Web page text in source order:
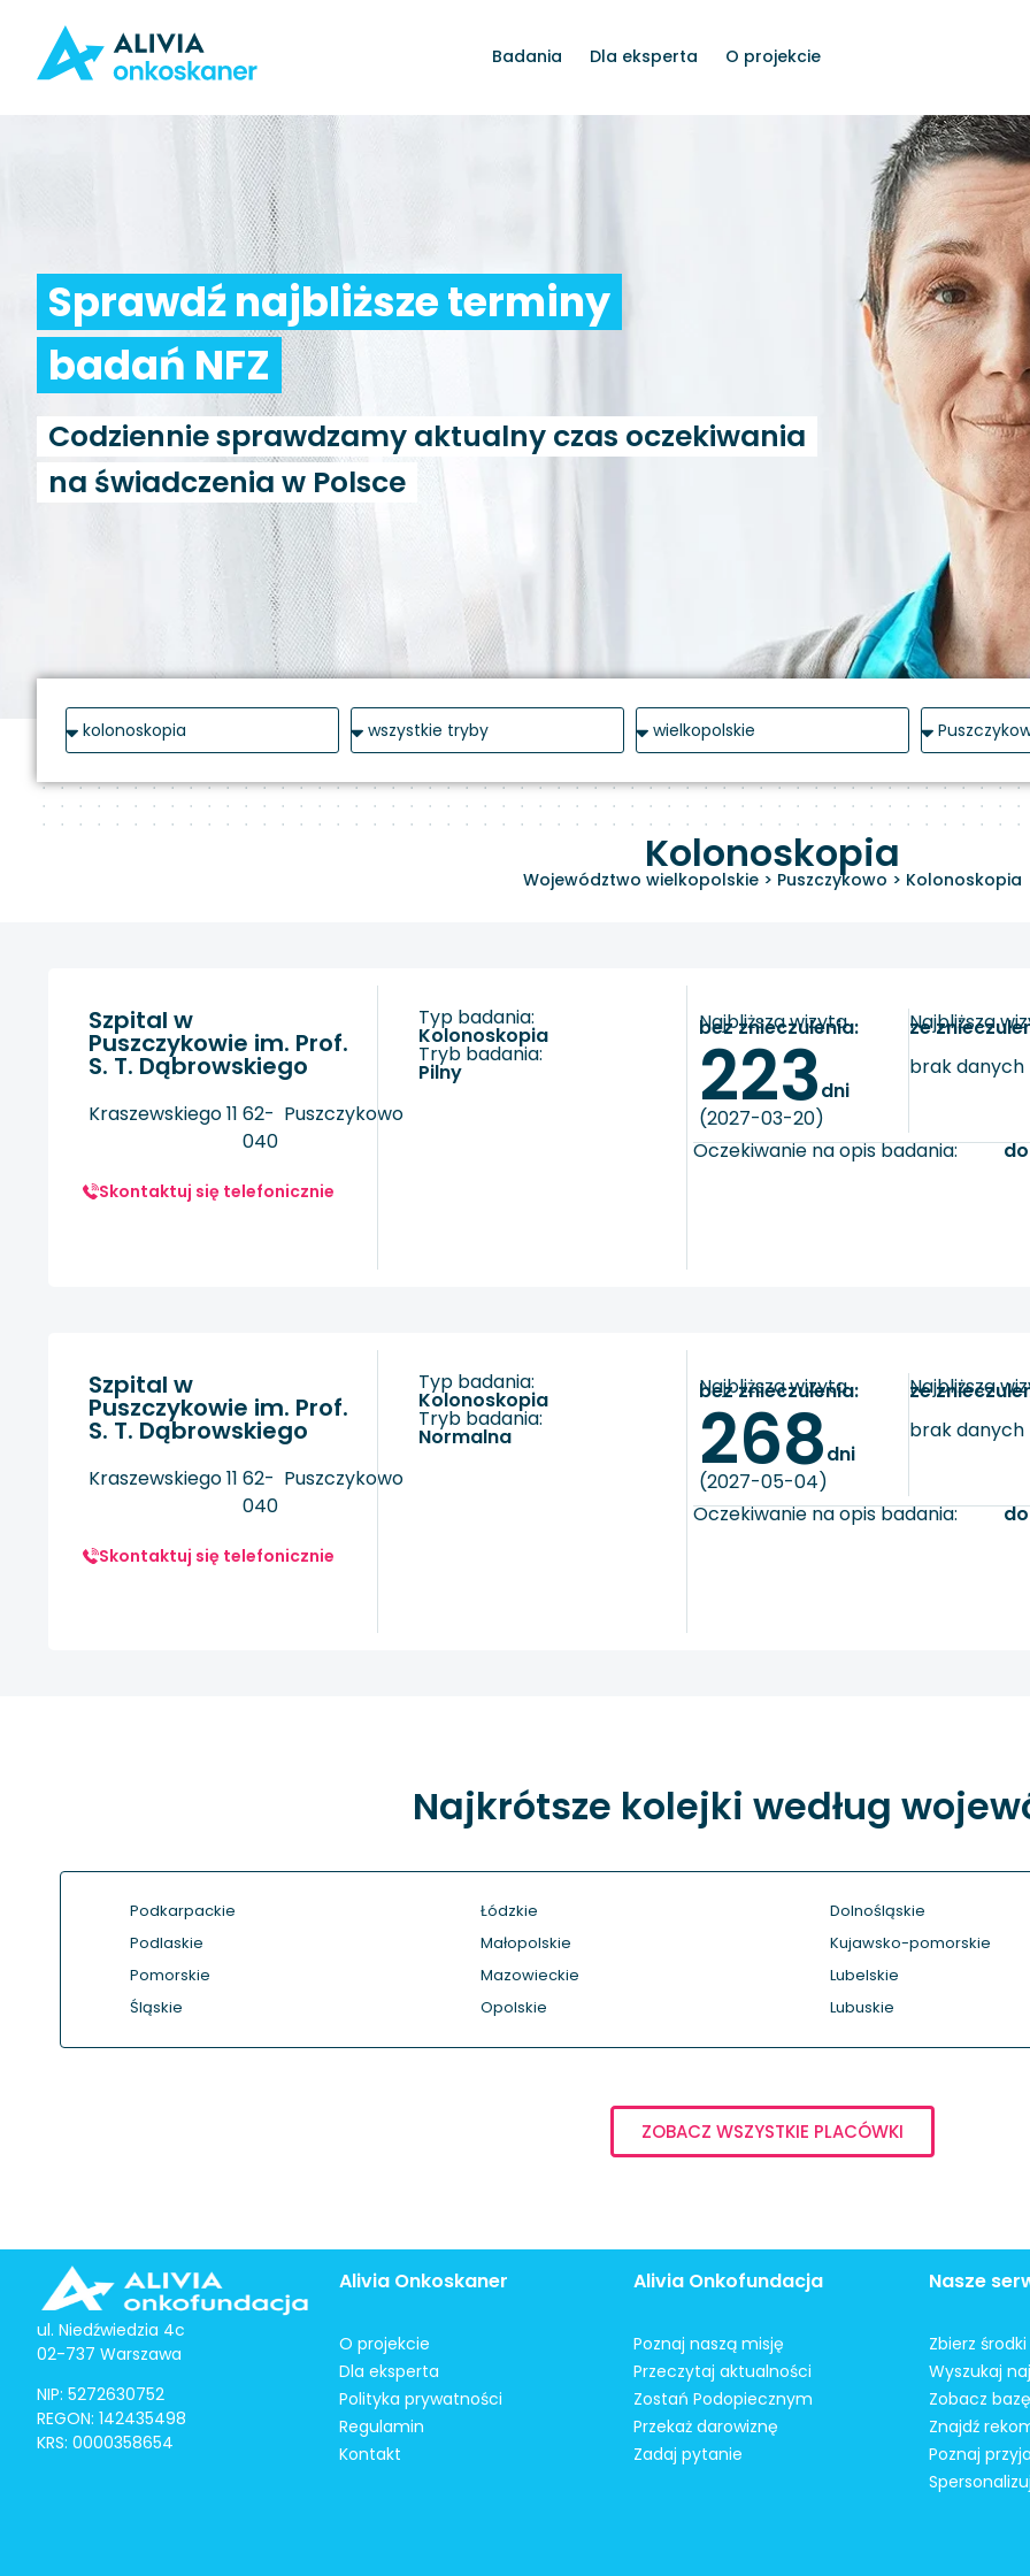
Badania Dla eksperta O projekcie
Sprawdź najbliższe terminy
badań NFZ
Codziennie sprawdzamy aktualny czas oczekiwania
na świadczenia w Polsce
Kolonoskopia
Województwo wielkopolskie > Puszczykowo > Kolonoskopia
Szpital w
Puszczykowie im. Prof.
S. T. Dąbrowskiego
Kraszewskiego 11 62-
040
Puszczykowo
Skontaktuj się telefonicznie
Typ badania:
kolonoskopia
Tryb badania:
Pilny
Najbliższa wizyta
bez znieczulenia:
223dni
(2027-03-20)
Najbliższa
ze
brak danych
Oczekiwanie na opis badania:
Szpital w
Puszczykowie im. Prof.
S. T. Dąbrowskiego
Kraszewskiego 11 62-
040
Puszczykowo
Skontaktuj się telefonicznie
Typ badania:
kolonoskopia
Tryb badania:
Normalna
Najbliższa wizyta
bez znieczulenia:
268dni
(2027-05-04)
Najbliższa
ze
brak danych
Oczekiwanie na opis badania:
Najkrótsze kolejki według
Podkarpackie
Podlaskie
Pomorskie
Śląskie
Łódzkie
Małopolskie
Mazowieckie
Opolskie
Dolnośląskie
Kujawsko-pomorskie
Lubelskie
Lubuskie
ZOBACZ WSZYSTKIE PLACÓWKI
ul. Niedźwiedzia 4c
02-737 Warszawa
NIP: 5272630752
REGON: 142435498
KRS: 0000358654
Alivia Onkoskaner
O projekcie
Dla eksperta
Polityka prywatności
Regulamin
Kontakt
Alivia Onkofundacja
Poznaj naszą misję
Przeczytaj aktualności
Zostań Podopiecznym
Przekaż darowiznę
Zadaj pytanie
Nasze
Zbierz
Wyszukaj
Zobacz
Znajdź
Poznaj